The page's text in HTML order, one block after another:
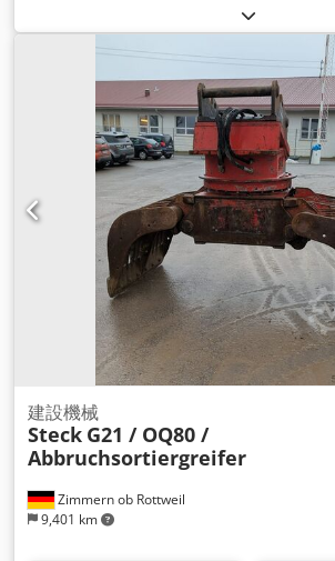
Zimmern ob Rottweil
9,401 km
建設機械
Steck G21 / OQ80 /
Abbruchsortiergreifer